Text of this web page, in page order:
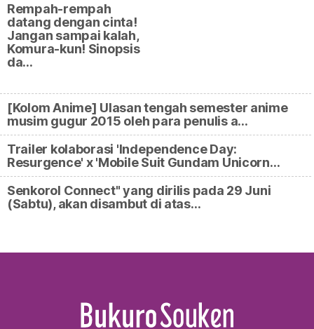
Rempah-rempah
datang dengan cinta!
Jangan sampai kalah,
Komura-kun! Sinopsis
da…
[Kolom Anime] Ulasan tengah semester anime
musim gugur 2015 oleh para penulis a…
Trailer kolaborasi 'Independence Day:
Resurgence' x 'Mobile Suit Gundam Unicorn…
Senkorol Connect" yang dirilis pada 29 Juni
(Sabtu), akan disambut di atas…